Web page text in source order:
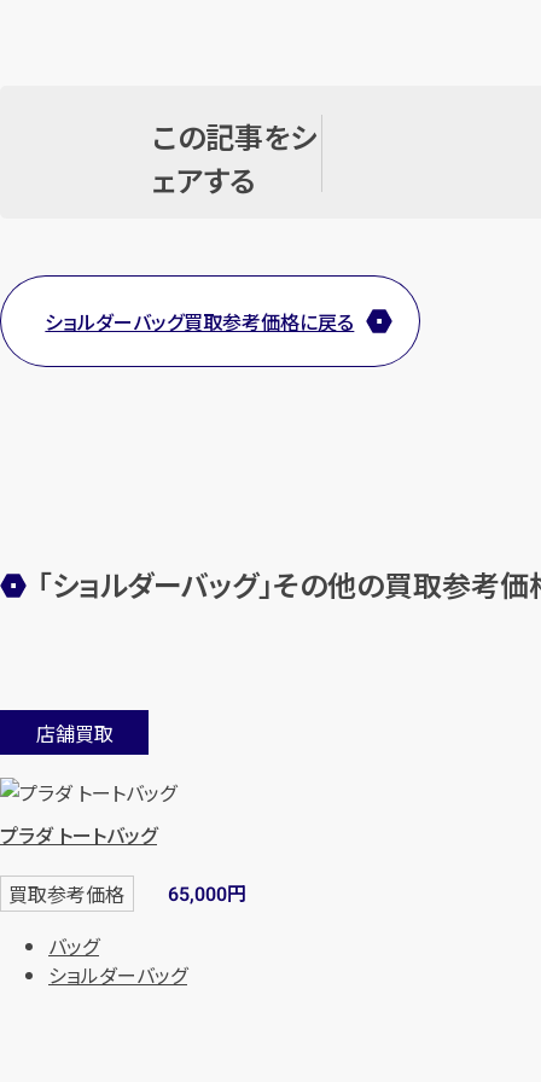
この記事をシ
ェアする
ショルダーバッグ買取参考価格に戻る
「ショルダーバッグ」その他の買取参考価
店舗買取
プラダ トートバッグ
買取参考価格 65,000円
バッグ
ショルダーバッグ